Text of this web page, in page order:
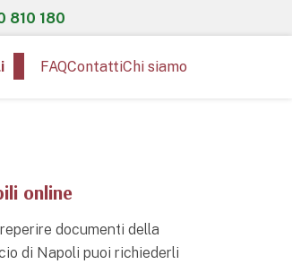
810 180
FAQContattiChi siamo
online
documenti della
di Napoli puoi richiederli